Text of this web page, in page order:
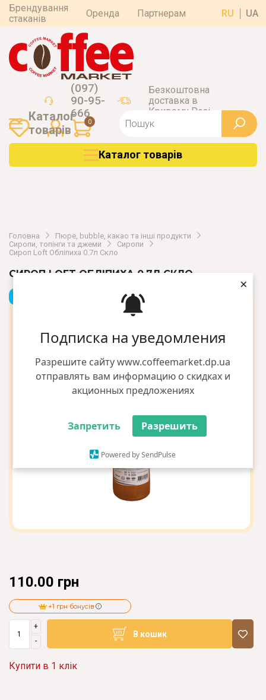
Подписка на уведомления
Разрешите сайту www.coffeemarket.dp.ua
отправлять вам информацию о скидках и
акционных предложениях
Запретить Разрешить
Powered by SendPulse
×
Брендування
стаканів
Оренда Партнерам RU UA
(097)
90-95-
666
Безкоштовна
доставка в
Кривому Розі
0
Каталог
товарiв
Каталог товарiв
Головна
Пюре, bubble, какао та інші продукти
Сиропи, топінги та джеми
Сиропи
Сироп Loft Обліпиха 0.7л Скло
СИРОП LOFT ОБЛІПИХА 0.7Л СКЛО
110.00 грн
+1 грн бонусів
+
-
В кошик
Купити в 1 клік